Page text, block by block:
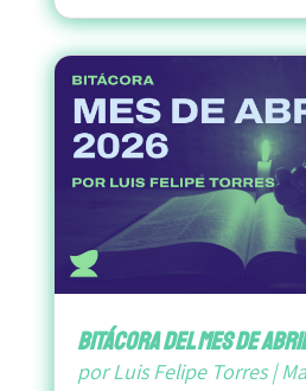
bitácora del mes de
porLuis Felipe Torres|